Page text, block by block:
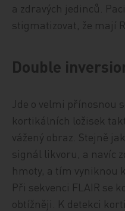
a zdravých jedinců.
stigmatizovat, že mají
Double
Jde o velmi přínosnou
kortikálních ložisek
vážený obraz. Stejně
signál likvoru, a navíc
hmoty, a tím vyniknou
Při sekvenci FLAIR se
obtížněji. K detekci